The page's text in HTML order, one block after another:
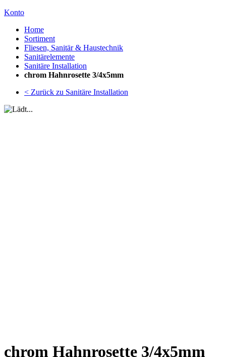
Konto
Home
Sortiment
Fliesen, Sanitär & Haustechnik
Sanitärelemente
Sanitäre Installation
chrom Hahnrosette 3/4x5mm
< Zurück zu Sanitäre Installation
chrom Hahnrosette 3/4x5mm